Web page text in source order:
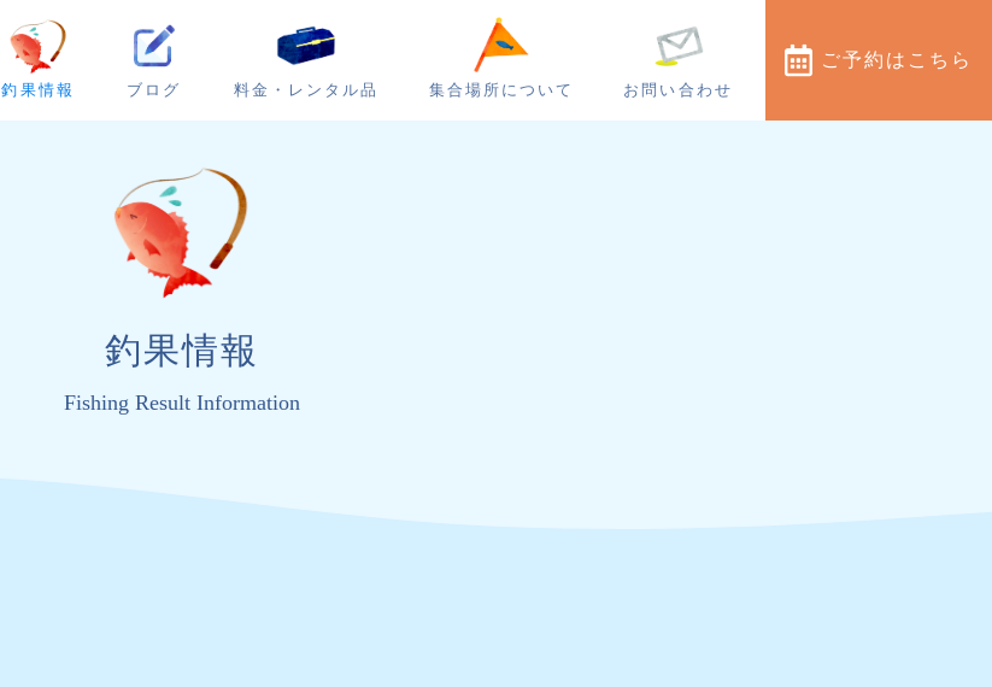
釣果情報 ブログ 料金・レンタル品 集合場所について お問い合わせ
ご予約 はこちら
釣果情報
Fishing Result Information